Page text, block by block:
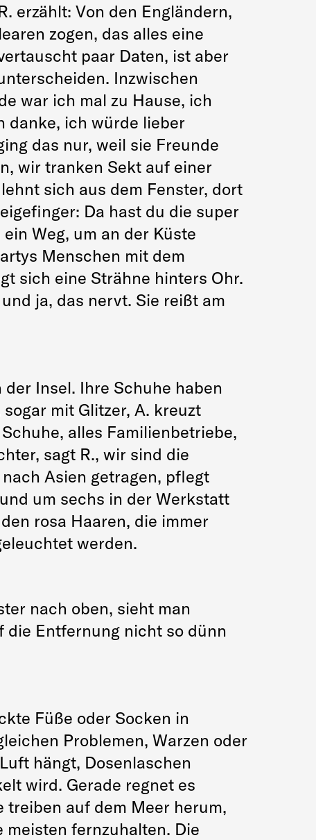
erzählt: Von den Engländern,
zogen, das alles eine
paar Daten, ist aber
Inzwischen
war ich mal zu Hause, ich
danke, ich würde lieber
das nur, weil sie Freunde
wir tranken Sekt auf einer
sich aus dem Fenster, dort
Da hast du die super
Weg, um an der Küste
Menschen mit dem
sich eine Strähne hinters Ohr.
ja, das nervt. Sie reißt am
Insel. Ihre Schuhe haben
mit Glitzer, A. kreuzt
alles Familienbetriebe,
sagt R., wir sind die
Asien getragen, pflegt
um sechs in der Werkstatt
rosa Haaren, die immer
werden.
nach oben, sieht man
die Entfernung nicht so dünn
Füße oder Socken in
Problemen, Warzen oder
hängt, Dosenlaschen
wird. Gerade regnet es
auf dem Meer herum,
meisten fernzuhalten. Die